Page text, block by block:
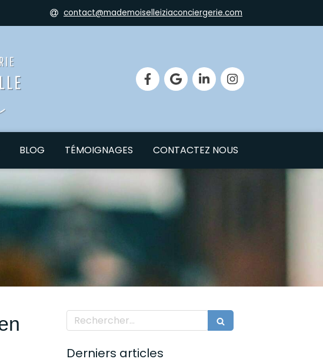
contact@mademoiselleiziaconciergerie.com
BLOG TÉMOIGNAGES CONTACTEZ NOUS
Rechercher
Derniers articles